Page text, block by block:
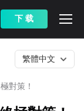
下 载
對策！
繁體中文